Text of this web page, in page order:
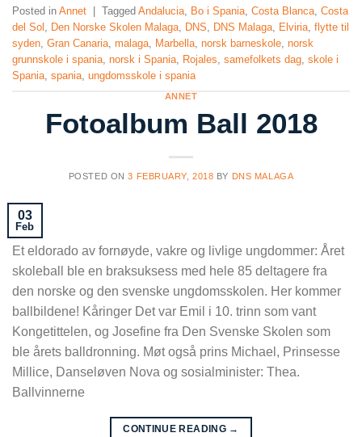
Posted in Annet Tagged Andalucia, Bo i Spania, Costa Blanca, Costa
del Sol , Den Norske Skolen Malaga, DNS, DNS Malaga, Elviria, flytte til
syden, Gran Canaria, malaga, Marbella, norsk barneskole, norsk
grunnskole i spania, norsk i Spania, Rojales, samefolkets dag, skole i
Spania, spania, ungdomsskole i spania
ANNET
Fotoalbum Ball 2018
POSTED ON3 FEBRUARY, 2018 BY DNS MALAGA
03
Feb
Et eldorado av fornøyde, vakre og livlige ungdommer: Året
skoleball ble en braksuksess med hele 85 deltagere fra
den norske og den svenske ungdomsskolen. Her kommer
ballbildene! Kåringer Det var Emil i 10. trinn som vant
Kongetittelen, og Josefine fra Den Svenske Skolen som
ble årets balldronning. Møt også prins Michael, Prinsesse
Millice, Danseløven Nova og sosialminister: Thea.
Ballvinnerne
CONTINUE READING →